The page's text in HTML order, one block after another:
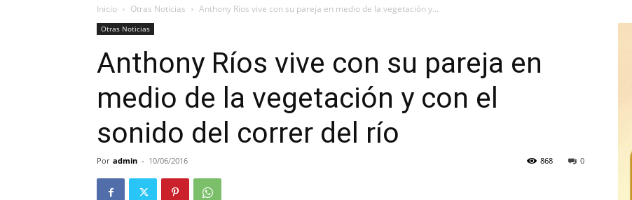
Inicio Otras Noticias Anthony Ríos vive con su pareja en medio de la vegetación y...
Otras Noticias
Anthony Ríos vive con su pareja en
medio de la vegetación y con el
sonido del correr del río
Por admin - 10/06/2016 0
868